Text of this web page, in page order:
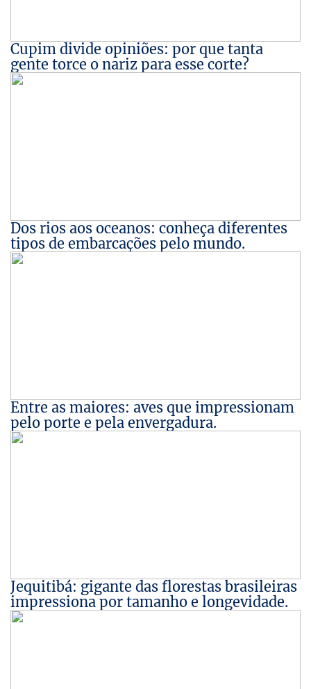
Cupim divide opiniões: por que tanta
gente torce o nariz para esse corte?
Dos rios aos oceanos: conheça diferentes
tipos de embarcações pelo mundo.
Entre as maiores: aves que impressionam
pelo porte e pela envergadura.
Jequitibá: gigante das florestas brasileiras
impressiona por tamanho e longevidade.